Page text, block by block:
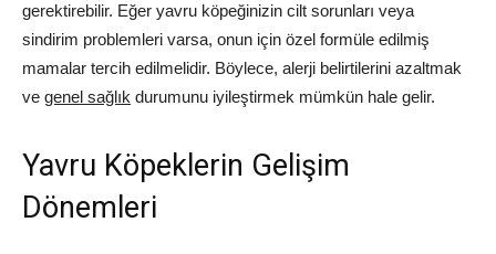
gerektirebilir. Eğer yavru köpeğinizin cilt sorunları veya
sindirim problemleri varsa, onun için özel formüle edilmiş
mamalar tercih edilmelidir. Böylece, alerji belirtilerini azaltmak
ve genel sağlık durumunu iyileştirmek mümkün hale gelir.
Yavru Köpeklerin Gelişim
Dönemleri